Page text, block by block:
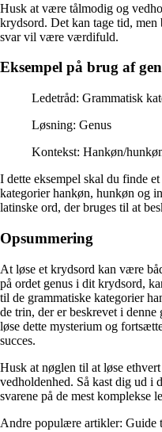
Husk at være tålmodig og
krydsord. Det kan tage tid,
svar vil være værdifuld.
Eksempel på brug af
Ledetråd: Grammatisk
Løsning: Genus
Kontekst: Hankøn/
I dette eksempel skal du finde
kategorier hankøn, hunkøn og
latinske ord, der bruges til at
Opsummering
At løse et krydsord kan være
på ordet genus i dit krydsord,
til de grammatiske kategorier
de trin, der er beskrevet i
løse dette mysterium og
succes.
Husk at nøglen til at løse
vedholdenhed. Så kast dig ud i
svarene på de mest komplekse
Andre populære artikler: Guide